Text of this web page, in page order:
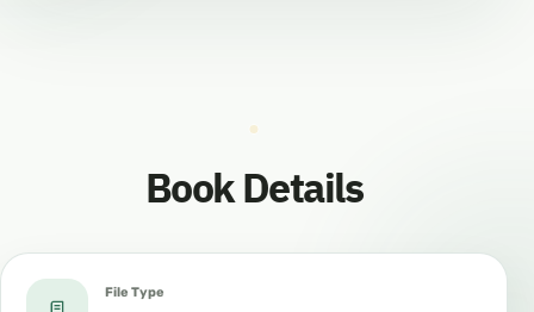
Book Details
File Type